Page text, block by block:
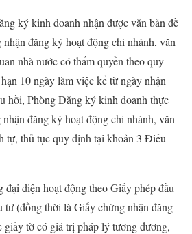
ký kinh doanh nhận được văn bản đề
đăng ký hoạt động chi nhánh, văn
nhà nước có thẩm quyền theo quy
10 ngày làm việc kể từ ngày nhận
hồi, Phòng Đăng ký kinh doanh thực
đăng ký hoạt động chi nhánh, văn
tự, thủ tục quy định tại khoản 3 Điều
đại diện hoạt động theo Giấy phép đầu
tư (đồng thời là Giấy chứng nhận đăng
giấy tờ có giá trị pháp lý tương đương,